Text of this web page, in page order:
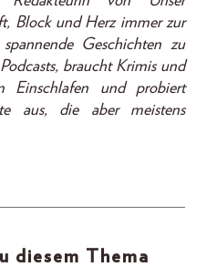
Block und Herz immer zur
Geschichten zu
braucht Krimis und
Einschlafen und probiert
aus, die aber meistens
diesem Thema